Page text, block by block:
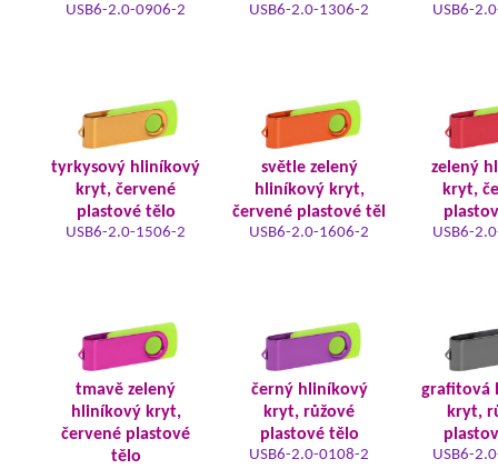
USB6-2.0-0906-2 USB6-2.0-1306-2 USB6-
tyrkysový hliníkový
kryt, červené
plastové tělo
USB6-2.0-1506-2
světle zelený
hliníkový kryt,
červené plastové těl
USB6-2.0-1606-2
zelený
kryt,
USB6-
tmavě zelený
hliníkový kryt,
červené plastové
tělo
černý hliníkový
kryt, růžové
plastové tělo
USB6-2.0-0108-2
grafitová
kryt,
USB6-